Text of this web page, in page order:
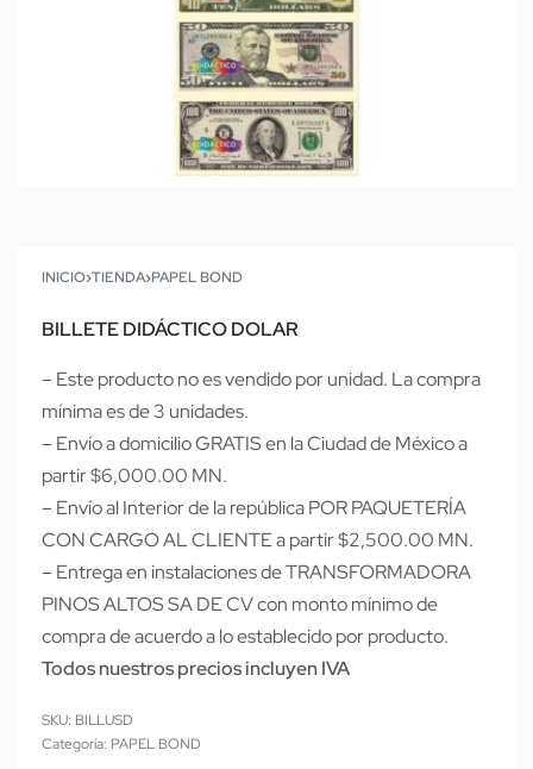
INICIO›TIENDA›PAPEL BOND
BILLETE DIDÁCTICO DOLAR
– Este producto no es vendido por unidad. La compra
mínima es de 3 unidades.
– Envío a domicilio GRATIS en la Ciudad de México a
partir $6,000.00 MN.
– Envío al Interior de la república POR PAQUETERÍA
CON CARGO AL CLIENTE a partir $2,500.00 MN.
– Entrega en instalaciones de TRANSFORMADORA
PINOS ALTOS SA DE CV con monto mínimo de
compra de acuerdo a lo establecido por producto.
Todos nuestros precios incluyen IVA
BILLUSD
Categoría: PAPEL BOND